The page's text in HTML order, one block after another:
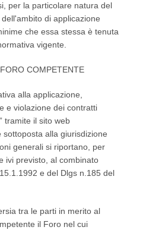
per la particolare natura del
di applicazione
che essa stessa è tenuta
vigente.
COMPETENTE
alla applicazione,
e violazione dei contratti
tramite il sito web
alla giurisdizione
generali si riportano, per
ivi previsto, al combinato
e del Dlgs n.185 del
tra le parti in merito al
il Foro nel cui